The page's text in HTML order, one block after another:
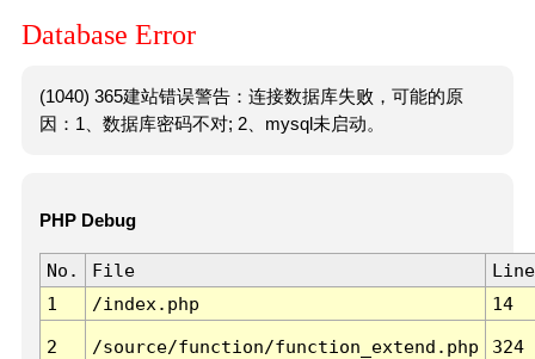
Database Error
(1040) 365建站错误警告：连接数据库失败，可能的原
因：1、数据库密码不对; 2、mysql未启动。
PHP Debug
No. File
Line
1
/index.php 14
2 /source/function/function_extend.php 324